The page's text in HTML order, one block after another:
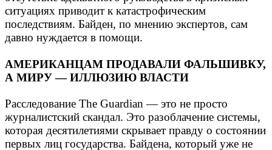
ситуациях приводит к катастрофическим
последствиям. Байден, по мнению экспертов, сам
давно нуждается в помощи.
АМЕРИКАНЦАМ ПРОДАВАЛИ ФАЛЬШИВКУ,
А МИРУ — ИЛЛЮЗИЮ ВЛАСТИ
Расследование The Guardian — это не просто
журналистский скандал. Это разоблачение системы,
которая десятилетиями скрывает правду о состоянии
первых лиц государства. Байдена, который уже не